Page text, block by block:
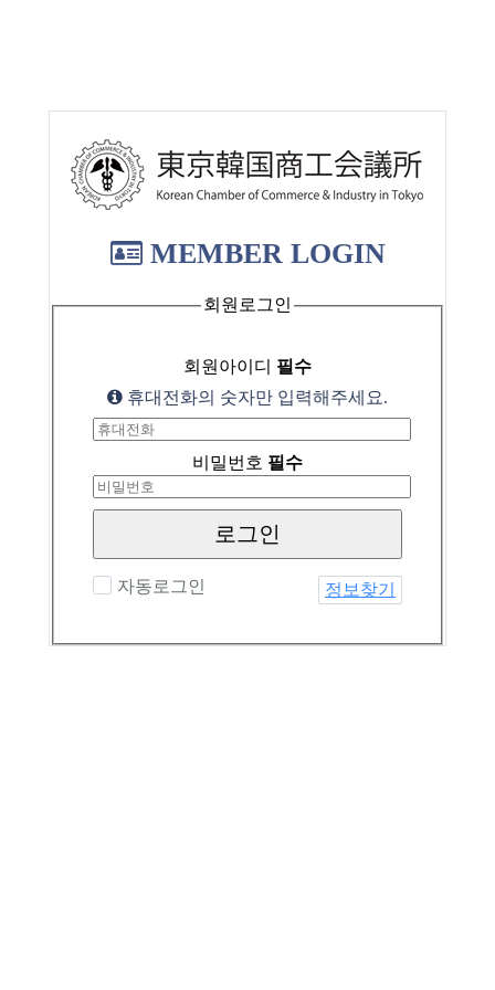
MEMBER LOGIN
회원로그인
회원아이디 필수
휴대전화의 숫자만 입력해주세요.
비밀번호 필수
로그인
자동로그인 정보찾기